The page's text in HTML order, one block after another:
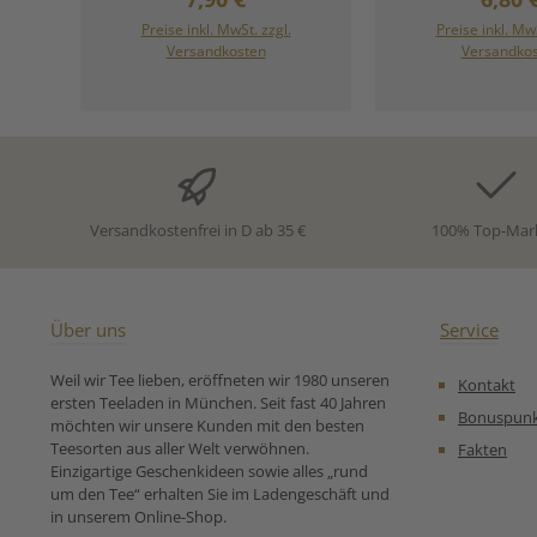
kontrolliert biologischem
Anbau. Die kräftige Fülle des
Frühstückstee, der belebt,
ohne zu überfordern. Ein
Tee, der königliche
Ansprüche erfüllt:
Morgen, aber auch zu jeder
mit Milch oder einem
Spritzer Zitrone.
Zutaten:Schwarzer Tee aus
Ceylon (Sri Lanka)*,
Schwarzer Tee aus
Darjeeling* *kontrolliert
biologischer Anbau Unsere
Zubereitungsempfehlung
Preise inkl. MwSt. zzgl.
Versandkosten
Blatt.Seine
Ein
„Herrentee“,
Tiefe und
perfekten Start
bedeutet
Geschmack“ bei
Der Begriff
beschreibt
Preise inkl.
Versandkostenfrei in D ab 35 € 100% Top-
Über uns
Weil wir Tee lieben, eröffneten wir 1980 unseren
ersten Teeladen in München. Seit fast 40 Jahren
möchten wir unsere Kunden mit den besten
Teesorten aus aller Welt verwöhnen.
Einzigartige Geschenkideen sowie alles „rund
um den Tee“ erhalten Sie im Ladengeschäft und
in unserem Online-Shop.
Service
Kontakt
Fakten